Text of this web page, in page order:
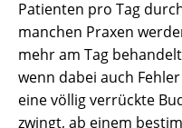
Patienten pro Tag
manchen Praxen
mehr am Tag
wenn dabei auch
eine völlig verrückte
zwingt, ab einem